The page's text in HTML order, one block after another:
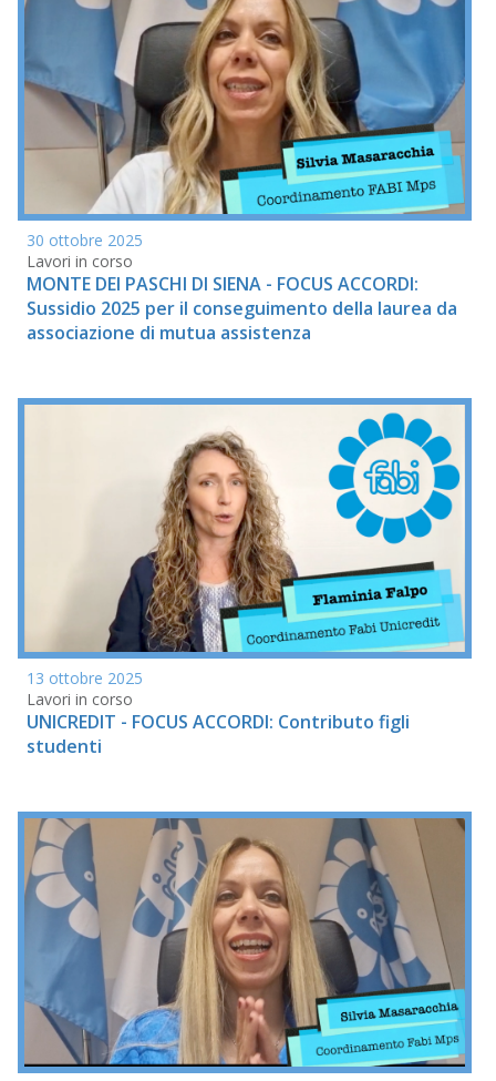
30 ottobre 2025
Lavori in corso
MONTE DEI PASCHI DI SIENA - FOCUS ACCORDI:
Sussidio 2025 per il conseguimento della laurea da
associazione di mutua assistenza
13 ottobre 2025
Lavori in corso
UNICREDIT - FOCUS ACCORDI: Contributo figli
studenti